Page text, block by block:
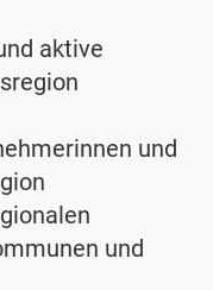
aktive
und
und